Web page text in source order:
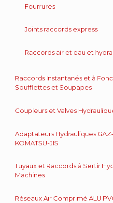
Fourrures
Joints raccords express
Raccords air et eau et
Raccords Instantanés et à
Soufflettes et Soupapes
Coupleurs et Valves
Adaptateurs Hydrauliques
KOMATSU-JIS
Tuyaux et Raccords à Sertir
Machines
Réseaux Air Comprimé ALU